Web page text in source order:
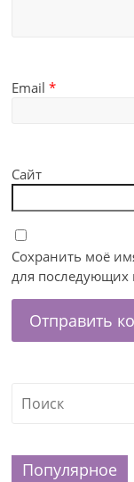
Email*
Сайт
Сохранить моё
для последующих
Популярное